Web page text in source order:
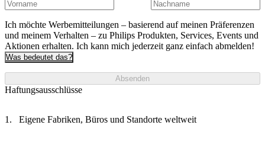
Ich möchte Werbemitteilungen – basierend auf meinen Präferenzen
und meinem Verhalten – zu Philips Produkten, Services, Events und
Aktionen erhalten. Ich kann mich jederzeit ganz einfach abmelden!
Was bedeutet das?
Absenden
Haftungsausschlüsse
Eigene Fabriken, Büros und Standorte weltweit